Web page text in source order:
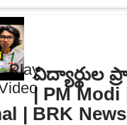
| PM Modi
| BRK News